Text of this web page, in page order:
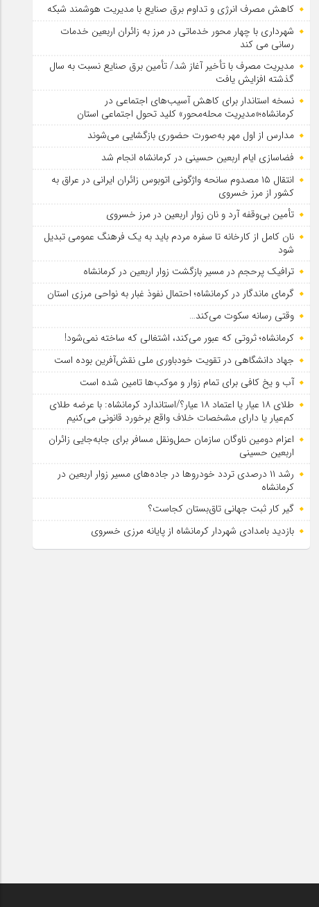
کاهش مصرف انرژی و تداوم برق صنایع با مدیریت هوشمند شبکه
شهرداری با چهار محور خدماتی در مرز به زائران اربعین خدمات
رسانی می کند
مدیریت مصرف با تأخیر آغاز شد/ تأمین برق صنایع نسبت به سال
گذشته افزایش یافت
نسخه استاندار برای کاهش آسیب‌های اجتماعی در
کرمانشاه؛«مدیریت محله‌محور» کلید تحول اجتماعی استان
مدارس از اول مهر به‌صورت حضوری بازگشایی می‌شوند
فضاسازی ایام اربعین حسینی در کرمانشاه انجام شد
انتقال ۱۵ مصدوم سانحه واژگونی اتوبوس زائران ایرانی در عراق به
کشور از مرز خسروی
تأمین بی‌وقفه آرد و نان زوار اربعین در مرز خسروی
نان کامل از کارخانه تا سفره مردم باید به یک فرهنگ عمومی تبدیل
شود
ترافیک پرحجم در مسیر بازگشت زوار اربعین در کرمانشاه
گرمای ماندگار در کرمانشاه؛ احتمال نفوذ غبار به نواحی مرزی استان
وقتی رسانه سکوت می‌کند…
کرمانشاه؛ ثروتی که عبور می‌کند، اشتغالی که ساخته نمی‌شود!
جهاد دانشگاهی در تقویت خودباوری ملی نقش‌آفرین بوده است
آب و یخ کافی برای تمام زوار و موکب‌ها تامین شده است
طلای ۱۸ عیار یا اعتماد ۱۸ عیار؟/استاندارد کرمانشاه: با عرضه طلای
کم‌عیار یا دارای مشخصات خلاف واقع برخورد قانونی می‌کنیم
اعزام دومین ناوگان سازمان حمل‌ونقل مسافر برای جابه‌جایی زائران
اربعین حسینی
رشد ۱۱ درصدی تردد خودروها در جاده‌های مسیر زوار اربعین در
کرمانشاه
گیر کار ثبت جهانی تاق‌بستان کجاست؟
بازدید بامدادی شهردار کرمانشاه از پایانه مرزی خسروی